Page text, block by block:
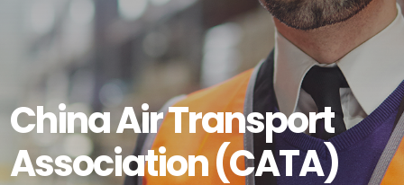
China Air Transport
Association (CATA)